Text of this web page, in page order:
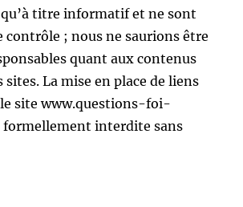
titre informatif et ne sont
contrôle ; nous ne saurions être
quant aux contenus
sites. La mise en place de liens
site www.questions-foi-
formellement interdite sans